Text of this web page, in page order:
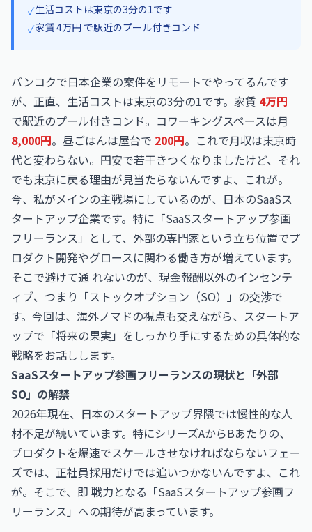
✓生活コストは東京の3分の1です
✓家賃 4万円 で駅近のプール付きコンド
バンコクで日本企業の案件をリモートでやってるんです
が、正直、生活コストは東京の3分の1です。家賃 4万円
で駅近のプール付きコンド。コワーキングスペースは月
8,000円。昼ごはんは屋台で 200円。これで月収は東京時
代と変わらない。円安で若干きつくなりましたけど、それ
でも東京に戻る理由が見当たらないんですよ、これが。
今、私がメインの主戦場にしているのが、日本のSaaSス
タートアップ企業です。特に「SaaSスタートアップ参画
フリーランス」として、外部の専門家という立ち位置でプ
ロダクト開発やグロースに関わる働き方が増えています。
そこで避けて通 れないのが、現金報酬以外のインセンテ
ィブ、つまり「ストックオプション（SO）」の交渉で
す。今回は、海外ノマドの視点も交えながら、スタートア
ップで「将来の果実」をしっかり手にするための具体的な
戦略をお話しします。
SaaSスタートアップ参画フリーランスの現状と「外部
SO」の解禁
2026年現在、日本のスタートアップ界隈では慢性的な人
材不足が続いています。特にシリーズAからBあたりの、
プロダクトを爆速でスケールさせなければならないフェー
ズでは、正社員採用だけでは追いつかないんですよ、これ
が。そこで、即 戦力となる「SaaSスタートアップ参画フ
リーランス」への期待が高まっています。